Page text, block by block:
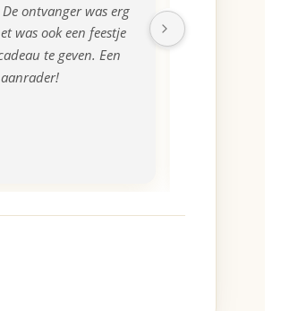
ontvanger was erg
was ook een feestje
te geven. Een